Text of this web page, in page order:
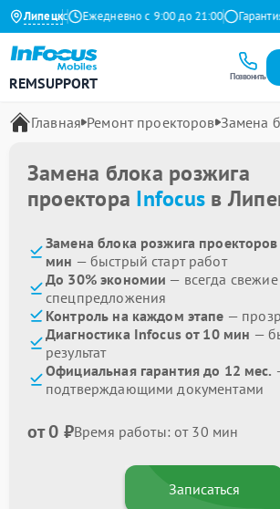
Липецк
Яндекс Ежедневно с 9:00 до 21:00 Гарантия
REMSUPPORT Позвонить
Главная Ремонт проекторов Замена
Замена блока розжига
проектора Infocus в
Замена блока розжига
мин — быстрый старт работ
До 30% экономии — всегда
спецпредложения
Контроль на каждом этапе —
Диагностика Infocus от 10 мин —
результат
Официальная гарантия до 12 мес.
подтверждающими документами
от 0 ₽Время работы: от 30 мин
Записаться